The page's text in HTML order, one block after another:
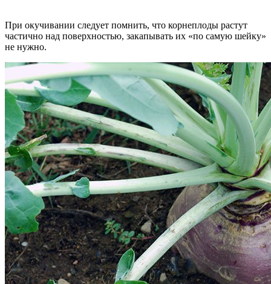
При окучивании следует помнить, что корнеплоды растут
частично над поверхностью, закапывать их «по самую шейку»
не нужно.